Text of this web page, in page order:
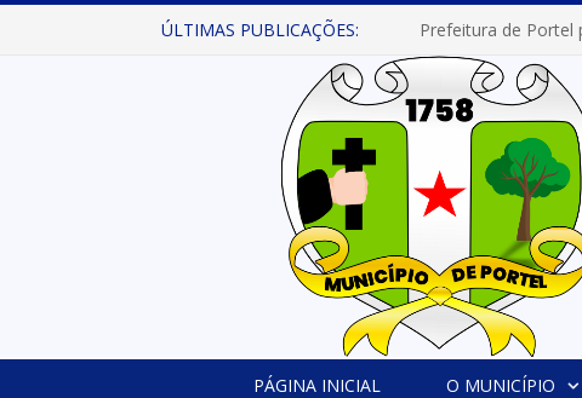
ÚLTIMAS PUBLICAÇÕES:
PÁGINA INICIAL O MUNICÍPIO